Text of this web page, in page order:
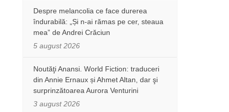
Despre melancolia ce face durerea
îndurabilă: „Și n-ai rămas pe cer, steaua
mea” de Andrei Crăciun
5 august 2026
Noutăţi Anansi. World Fiction: traduceri
din Annie Ernaux și Ahmet Altan, dar şi
surprinzătoarea Aurora Venturini
3 august 2026